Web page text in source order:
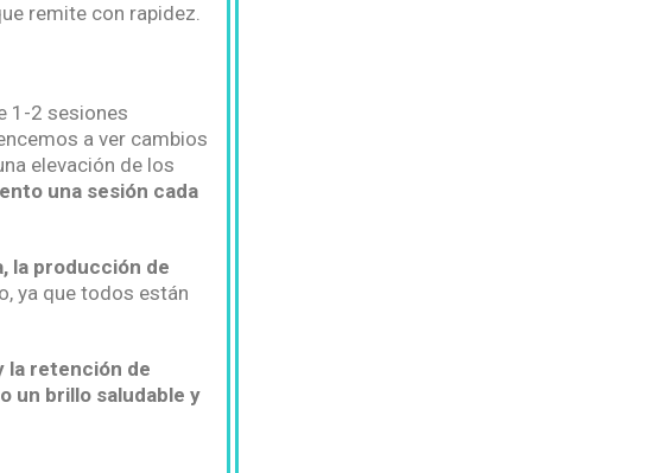
remite con rapidez.
1-2 sesiones
a ver cambios
elevación de los
una sesión cada
la producción de
ya que todos están
la retención de
un brillo saludable y